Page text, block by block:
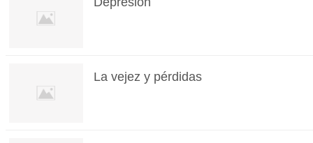
La vejez y pérdidas